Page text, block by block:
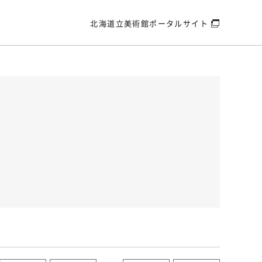
北海道立美術館ポータルサイト